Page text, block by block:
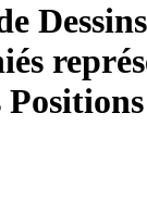
Dessins